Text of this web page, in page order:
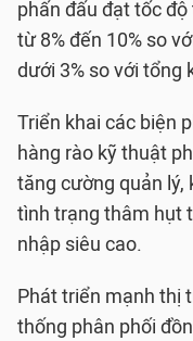
phấn đấu đạt tốc
từ 8% đến 10% so
dưới 3% so với tổng
Triển khai các biện
hàng rào kỹ thuật
tăng cường quản lý,
tình trạng thâm hụt
nhập siêu cao.
Phát triển mạnh thị
thống phân phối